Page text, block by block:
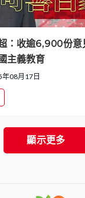
：收逾6,900份
主義教育
08月17日
顯示更多